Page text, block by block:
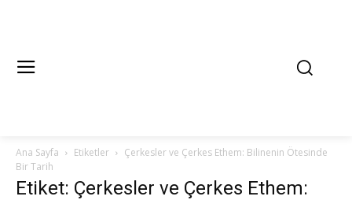
Ana Sayfa Etiketler
Çerkesler ve Çerkes Ethem: Bilinenin Ötesinde
Bir Tarih
Etiket: Çerkesler ve Çerkes Ethem: